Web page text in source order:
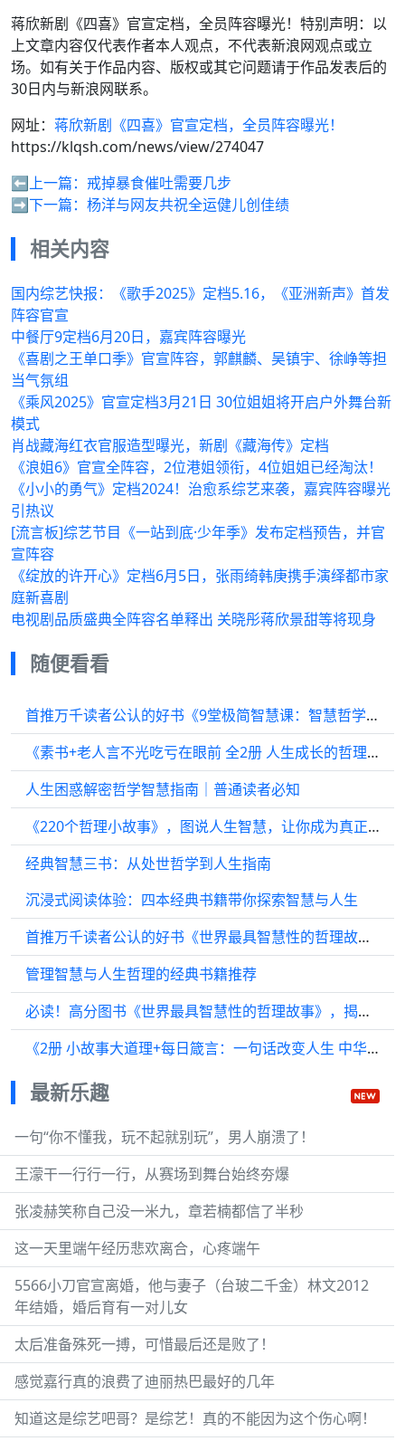
蒋欣新剧《四喜》官宣定档，全员阵容曝光！特别声明：以
上文章内容仅代表作者本人观点，不代表新浪网观点或立
场。如有关于作品内容、版权或其它问题请于作品发表后的
30日内与新浪网联系。
网址： 蒋欣新剧《四喜》官宣定档，全员阵容曝光！
https://klqsh.com/news/view/274047
⬅️上一篇： 戒掉暴食催吐需要几步
➡️下一篇： 杨洋与网友共祝全运健儿创佳绩
相关内容
国内综艺快报：《歌手2025》定档5.16，《亚洲新声》首发
阵容官宣
中餐厅9定档6月20日，嘉宾阵容曝光
《喜剧之王单口季》官宣阵容，郭麒麟、吴镇宇、徐峥等担
当气氛组
《乘风2025》官宣定档3月21日 30位姐姐将开启户外舞台新
模式
肖战藏海红衣官服造型曝光，新剧《藏海传》定档
《浪姐6》官宣全阵容，2位港姐领衔，4位姐姐已经淘汰！
《小小的勇气》定档2024！治愈系综艺来袭，嘉宾阵容曝光
引热议
[流言板]综艺节目《一站到底·少年季》发布定档预告，并官
宣阵容
《绽放的许开心》定档6月5日，张雨绮韩庚携手演绎都市家
庭新喜剧
电视剧品质盛典全阵容名单释出 关晓彤蒋欣景甜等将现身
随便看看
首推万千读者公认的好书《9堂极简智慧课：智慧哲学入门必读》，评价极高！
《素书+老人言不光吃亏在眼前 全2册 人生成长的哲理你一辈子都要听得老话经典智慧哲学的故事大成智慧格言道理哲学书人生成功励志为人处世智慧哲学书籍》 【简介
人生困惑解密哲学智慧指南｜普通读者必知
《220个哲理小故事》，图说人生智慧，让你成为真正的高手
经典智慧三书：从处世哲学到人生指南
沉浸式阅读体验：四本经典书籍带你探索智慧与人生
首推万千读者公认的好书《世界最具智慧性的哲理故事》，值得一读再读！
管理智慧与人生哲理的经典书籍推荐
必读！高分图书《世界最具智慧性的哲理故事》，揭秘实情帮助读者培养兴趣
《2册 小故事大道理+每日箴言：一句话改变人生 中华名人名言警句人生的格言哲理智慧书籍》 【简介
最新乐趣
一句“你不懂我，玩不起就别玩”，男人崩溃了！
王濛干一行行一行，从赛场到舞台始终夯爆
张凌赫笑称自己没一米九，章若楠都信了半秒
这一天里端午经历悲欢离合，心疼端午
5566小刀官宣离婚，他与妻子（台玻二千金）林文2012
年结婚，婚后育有一对儿女
太后准备殊死一搏，可惜最后还是败了！
感觉嘉行真的浪费了迪丽热巴最好的几年
知道这是综艺吧哥？是综艺！真的不能因为这个伤心啊！